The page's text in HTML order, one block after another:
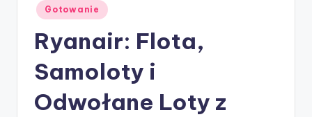
Posted
in
Gotowanie
Ryanair: Flota,
Samoloty i
Odwołane Loty z